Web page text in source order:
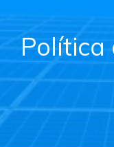
Política